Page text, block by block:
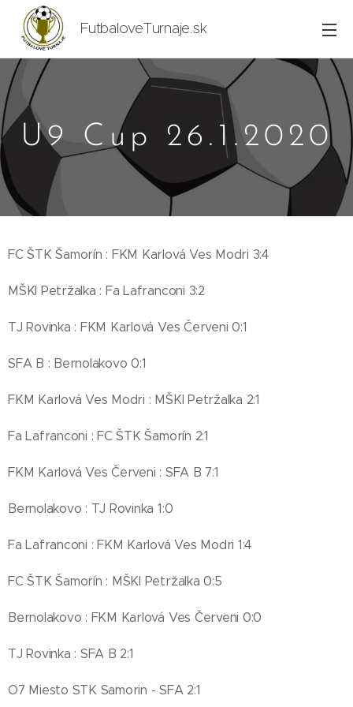
FutbaloveTurnaje.sk
U9 Cup 26.1.2020
FC ŠTK Šamorín : FKM Karlová Ves Modri 3:4
MŠKI Petržalka : Fa Lafranconi 3:2
TJ Rovinka : FKM Karlová Ves Červeni 0:1
SFA B : Bernolakovo 0:1
FKM Karlová Ves Modri : MŠKI Petržalka 2:1
Fa Lafranconi : FC ŠTK Šamorín 2:1
FKM Karlová Ves Červeni : SFA B 7:1
Bernolakovo : TJ Rovinka 1:0
Fa Lafranconi : FKM Karlová Ves Modri 1:4
FC ŠTK Šamorín : MŠKI Petržalka 0:5
Bernolakovo : FKM Karlová Ves Červeni 0:0
TJ Rovinka : SFA B 2:1
O7 Miesto STK Samorin - SFA 2:1